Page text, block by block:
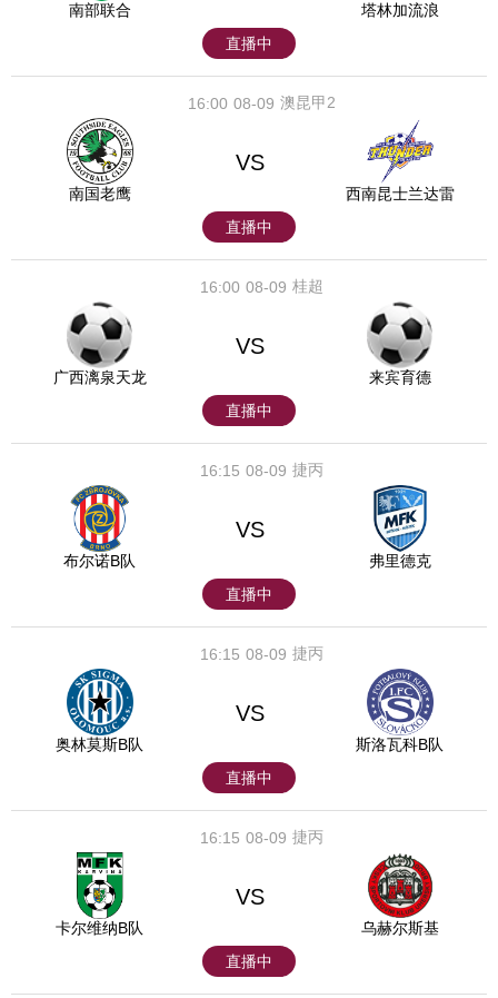
南部联合
塔林加流浪
直播中
08-09
16:00 澳昆甲2
南国老鹰
VS
西南昆士兰达雷
直播中
08-09
16:00 桂超
广西漓泉天龙
VS
来宾育德
直播中
08-09
16:15 捷丙
布尔诺B队
VS
弗里德克
直播中
08-09
16:15 捷丙
奥林莫斯B队
VS
斯洛瓦科B队
直播中
08-09
16:15 捷丙
卡尔维纳B队
VS
乌赫尔斯基
直播中